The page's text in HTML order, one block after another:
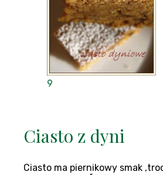
9
Ciasto z dyni
Ciasto ma piernikowy smak